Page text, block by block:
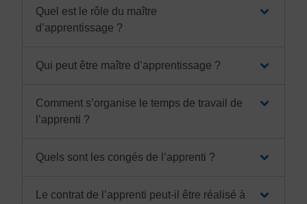
Quel est le rôle du maître
d’apprentissage ?
Qui peut être maître d’apprentissage ?
Comment s’organise le temps de travail de
l’apprenti ?
Quels sont les congés de l’apprenti ?
Le contrat de l’apprenti peut-il être réalisé à